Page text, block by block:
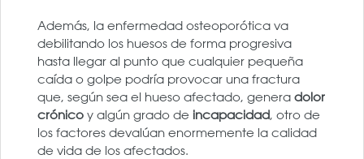
Además, la enfermedad osteoporótica va
debilitando los huesos de forma progresiva
hasta llegar al punto que cualquier pequeña
caída o golpe podría provocar una fractura
que, según sea el hueso afectado, genera dolor
crónico y algún grado de incapacidad, otro de
los factores devalúan enormemente la calidad
de vida de los afectados.